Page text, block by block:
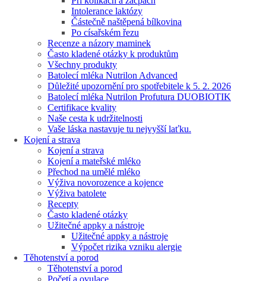
Intolerance laktózy
Částečně naštěpená bílkovina
Po císařském řezu
Recenze a názory maminek
Často kladené otázky k produktům
Všechny produkty
Batolecí mléka Nutrilon Advanced
Důležité upozornění pro spotřebitele k 5. 2. 2026
Batolecí mléka Nutrilon Profutura DUOBIOTIK
Certifikace kvality
Naše cesta k udržitelnosti
Vaše láska nastavuje tu nejvyšší laťku.
Kojení a strava
Kojení a strava
Kojení a mateřské mléko
Přechod na umělé mléko
Výživa novorozence a kojence
Výživa batolete
Recepty
Často kladené otázky
Užitečné appky a nástroje
Užitečné appky a nástroje
Výpočet rizika vzniku alergie
Těhotenství a porod
Těhotenství a porod
Početí a ovulace